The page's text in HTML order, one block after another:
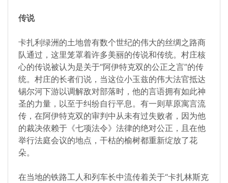
传说
卡扎利绿洲的土地曾有数个世纪的伟大的丝绸之路商
队通过，这里笼罩着许多美丽的传说和传统。村庄核
心的传说被认为是关于“阿伊特克双的公正之言”的传
统。村庄的长者们说，当这位小玉兹的伟大法官抵达
锡尔河下游以调解敌对部落时，他的言语拥有如此神
圣的力量，以至于纠纷自行平息。有一则草原寓言流
传，在阿伊特克双的审判中从未有过失败者，因为他
的裁决依赖于《七项法令》法律的绝对公正，且在他
举行法庭会议的地点，干枯的榆树都重新绽放了花
朵。
在当地的铁路工人和列车长中流传着关于“卡扎林斯克